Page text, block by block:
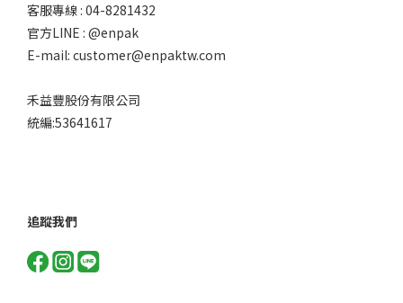
客服專線 : 04-8281432
官方LINE : @enpak
E-mail: customer@enpaktw.com
禾益豐股份有限公司
統編:53641617
追蹤我們